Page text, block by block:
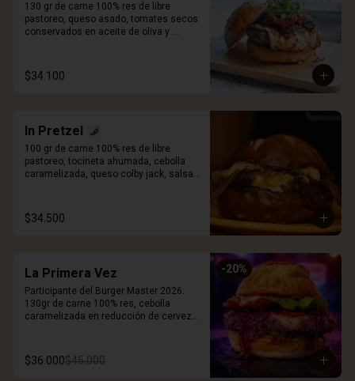
130 gr de carne 100% res de libre
pastoreo, queso asado, tomates secos
conservados en aceite de oliva y
artesanal de papa y salsa Craft. Incluye
porcion de papas.
$34.100
In Pretzel
100 gr de carne 100% res de libre
pastoreo, tocineta ahumada, cebolla
caramelizada, queso colby jack, salsa
$34.500
-20%
La Primera Vez
Participante del Burger Master 2026.
130gr de carne 100% res, cebolla
caramelizada en reducción de cerveza
pepperoni, cogollo europeo, mayonesa
artesanal de tomates secos, pan
$36.000$45.000